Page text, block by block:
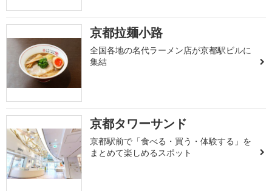
京都拉麺小路
全国各地の名代ラーメン店が京都駅ビルに
集結
京都タワーサンド
京都駅前で「食べる・買う・体験する」を
まとめて楽しめるスポット